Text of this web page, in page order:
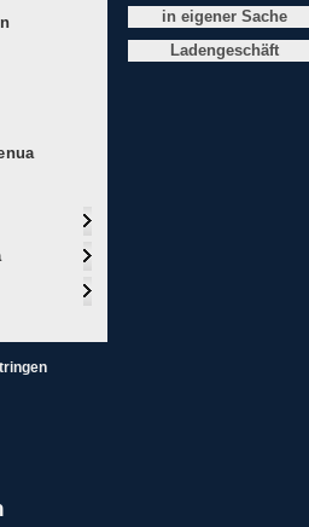
in eigener Sache
Ladengeschäft